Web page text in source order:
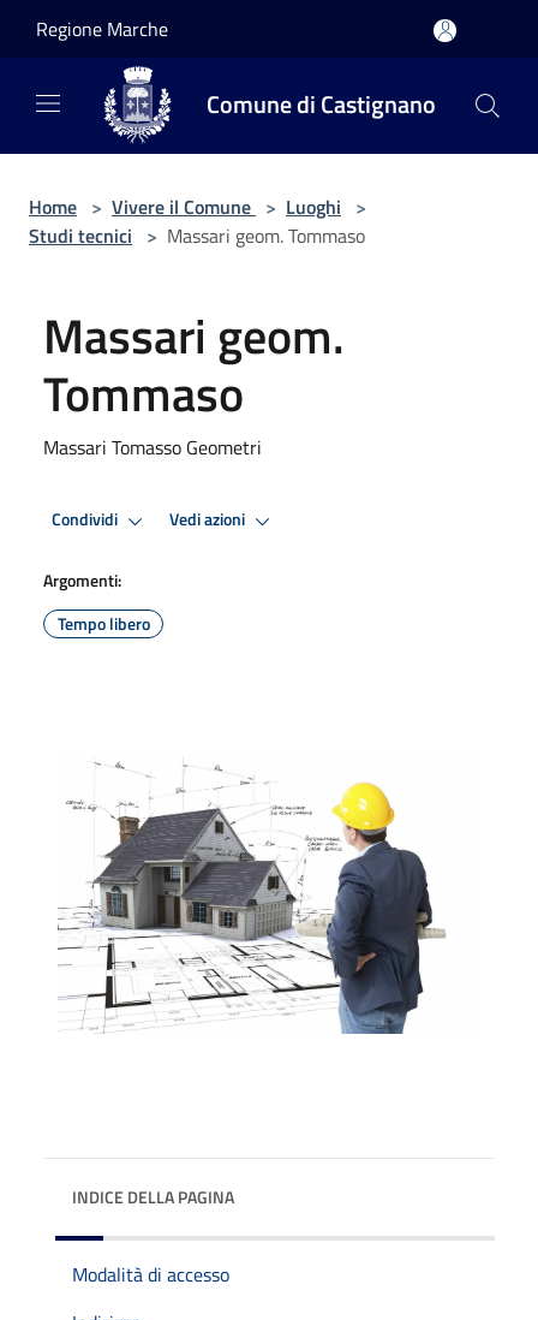
Regione Marche
Comune di Castignano
Home > Vivere il Comune > Luoghi >
Studi tecnici > Massari geom. Tommaso
Massari geom.
Tommaso
Massari Tomasso Geometri
Condividi Vedi azioni
Argomenti:
Tempo libero
INDICE DELLA PAGINA
Modalità di accesso